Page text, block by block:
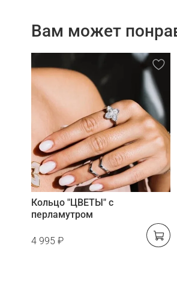
Вам может
Кольцо "ЦВЕТЫ" с
перламутром
4 995 ₽